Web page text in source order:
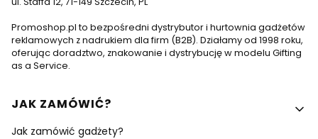
Promoshop.pl to bezpośredni dystrybutor i hurtownia gadżetów
reklamowych z nadrukiem dla firm (B2B). Działamy od 1998 roku,
oferując doradztwo, znakowanie i dystrybucję w modelu Gifting
as a Service.
Linki w stopce
JAK ZAMÓWIĆ?
Jak zamówić gadżety?